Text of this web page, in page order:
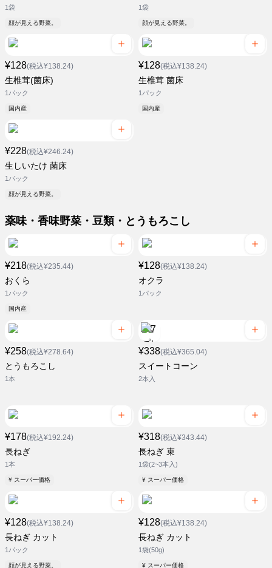
1袋
顔が見える野菜。
1袋
顔が見える野菜。
¥128(税込¥138.24)
生椎茸(菌床)
1パック
国内産
¥128(税込¥138.24)
生椎茸 菌床
1パック
国内産
¥228(税込¥246.24)
生しいたけ 菌床
1パック
顔が見える野菜。
薬味・香味野菜・豆類・とうもろこし
¥218(税込¥235.44)
おくら
1パック
国内産
¥128(税込¥138.24)
オクラ
1パック
¥258(税込¥278.64)
とうもろこし
1本
¥338(税込¥365.04)
スイートコーン
2本入
¥178(税込¥192.24)
長ねぎ
1本
¥ スーパー価格
¥318(税込¥343.44)
長ねぎ 束
1袋(2~3本入)
¥ スーパー価格
¥128(税込¥138.24)
長ねぎ カット
1パック
顔が見える野菜。
¥128(税込¥138.24)
長ねぎ カット
1袋(50g)
¥ スーパー価格